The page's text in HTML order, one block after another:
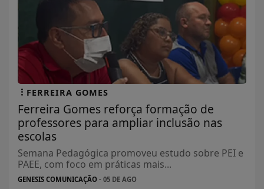
FERREIRA GOMES
Ferreira Gomes reforça formação de
professores para ampliar inclusão nas
escolas
Semana Pedagógica promoveu estudo sobre PEI e
PAEE, com foco em práticas mais...
GENESIS COMUNICAÇÃO - 05 DE AGO